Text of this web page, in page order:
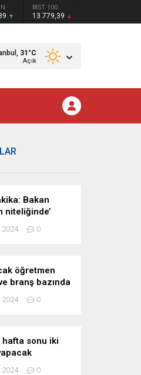
BIST 100
13.779,39
31 °C
Açık
Bakan
niteliğinde’
ilgilendiren
0
öğretmen
ve branş bazında
dağılımları
belli oluyor
0
hafta sonu iki
0